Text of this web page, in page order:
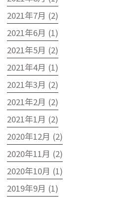
2021年7月 (2)
2021年6月 (1)
2021年5月 (2)
2021年4月 (1)
2021年3月 (2)
2021年2月 (2)
2021年1月 (2)
2020年12月 (2)
2020年11月 (2)
2020年10月 (1)
2019年9月 (1)